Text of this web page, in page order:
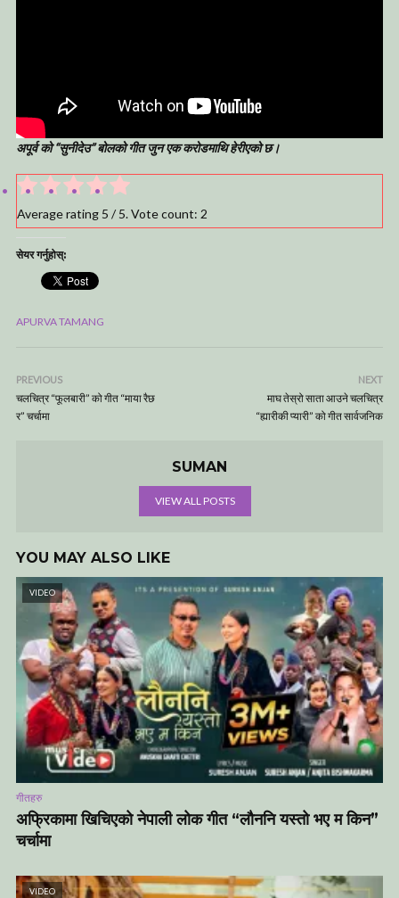
अपूर्व को “सुनीदेउ” बोलको गीत जुन एक करोडमाथि हेरीएको छ।
Average rating 5 / 5. Vote count: 2
सेयर गर्नुहोस्:
APURVA TAMANG
PREVIOUS
चलचित्र “फूलबारी” को गीत “माया रैछ
र” चर्चामा
NEXT
माघ तेस्रो साता आउने चलचित्र
“ह्यारीकी प्यारी” को गीत सार्वजनिक
SUMAN
VIEW ALL POSTS
YOU MAY ALSO LIKE
VIDEO
गीतहरु
अफ्रिकामा खिचिएको नेपाली लोक गीत “लौननि यस्तो भए म किन”
चर्चामा
VIDEO